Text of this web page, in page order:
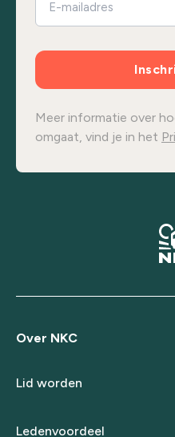
Meer informatie over
omgaat, vind je in het
Over NKC
Lid worden
Ledenvoordeel